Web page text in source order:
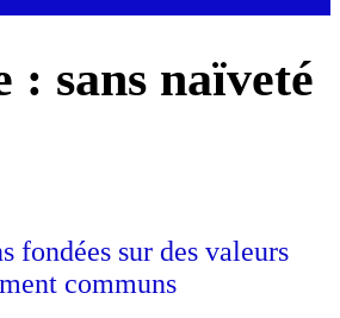
: sans naïveté
fondées sur des valeurs
communs